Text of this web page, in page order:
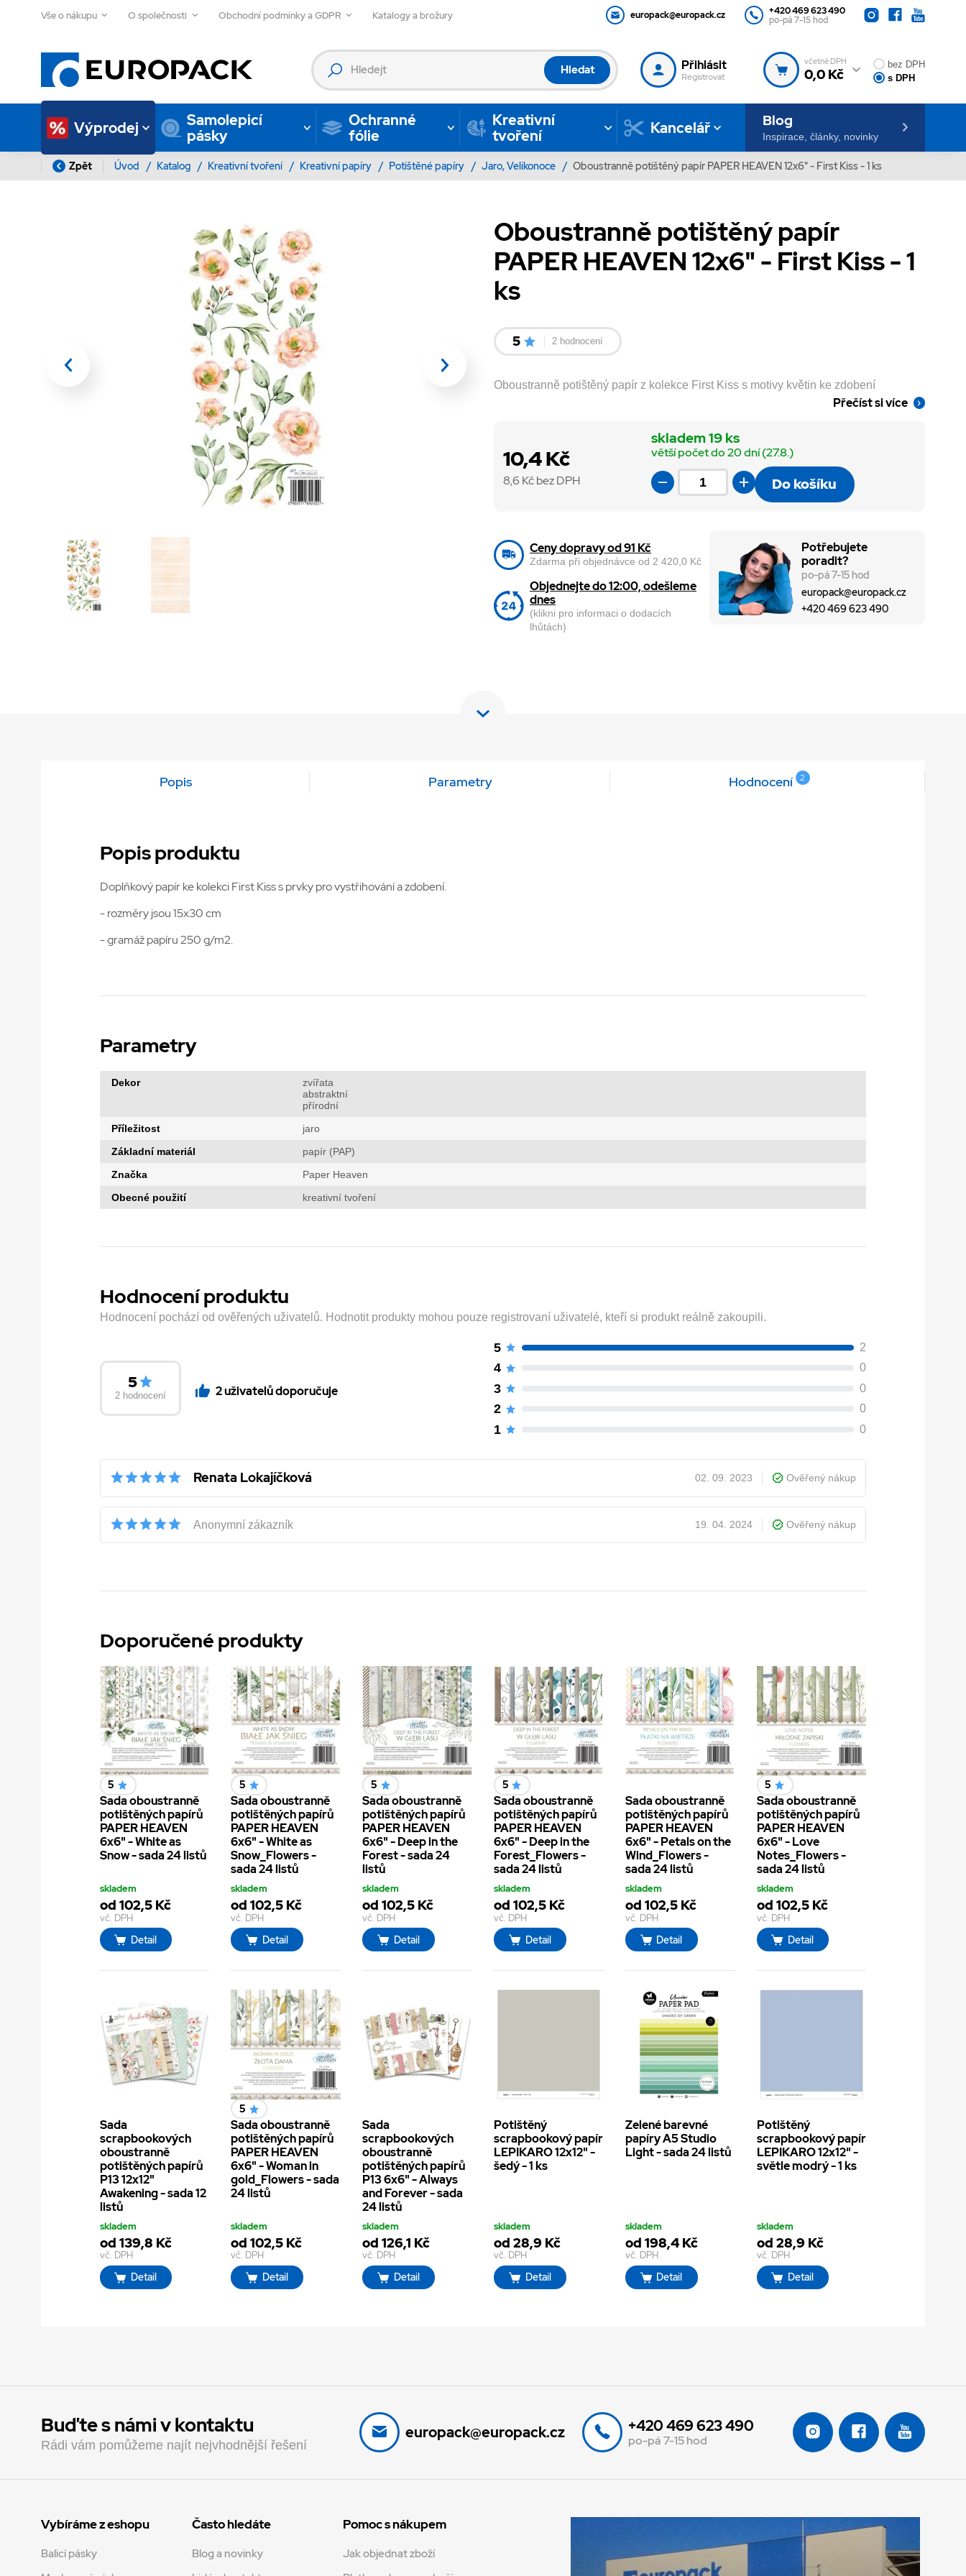
Vše o nákupu O společnosti Obchodní podmínky a GDPR Katalogy a brožury europack@europack.cz
+420 469 623 490
po-pá 7-15 hod
Hledat Přihlásit
Registrovat
včetně DPH
0,0 Kč
bez DPH
s DPH
Výprodej
Samolepicí
pásky
Ochranné
fólie
Kreativní
tvoření
Kancelář Blog
Inspirace, články, novinky
Zpět Úvod / Katalog / Kreativní tvoření / Kreativní papíry / Potištěné papíry / Jaro, Velikonoce / Oboustranně potištěný papír PAPER HEAVEN 12x6" - First Kiss - 1 ks
Oboustranně potištěný papír
PAPER HEAVEN 12x6" - First Kiss - 1
ks
5 2 hodnocení
Oboustranně potištěný papír z kolekce First Kiss s motivy květin ke zdobení
Přečíst si více
10,4 Kč
8,6 Kč bez DPH
skladem 19 ks
větší počet do 20 dní (27.8.)
Do košíku
Ceny dopravy od 91 Kč
Zdarma při objednávce od 2 420,0 Kč
Objednejte do 12:00, odešleme
dnes
(klikni pro informaci o dodacích
lhůtách)
Potřebujete
poradit?
po-pá 7-15 hod
europack@europack.cz
+420 469 623 490
Popis Parametry Hodnocení 2
Popis produktu
Doplňkový papír ke kolekci First Kiss s prvky pro vystřihování a zdobení.
- rozměry jsou 15x30 cm
- gramáž papíru 250 g/m2.
Parametry
Dekor
zvířata
abstraktní
přírodní
Příležitost
jaro
Základní materiál
papír (PAP)
Značka
Paper Heaven
Obecné použití
kreativní tvoření
Hodnocení produktu
Hodnocení pochází od ověřených uživatelů. Hodnotit produkty mohou pouze registrovaní uživatelé, kteří si produkt reálně zakoupili.
5
2 hodnocení 2 uživatelů doporučuje
5 2
4 0
3 0
2 0
1 0
Renata Lokajíčková 02. 09. 2023 Ověřený nákup
Anonymní zákazník 19. 04. 2024 Ověřený nákup
Doporučené produkty
5
Sada oboustranně
potištěných papírů
PAPER HEAVEN
6x6" - White as
Snow - sada 24 listů
skladem
od 102,5 Kč
vč. DPH
Detail
5
Sada oboustranně
potištěných papírů
PAPER HEAVEN
6x6" - White as
Snow_Flowers -
sada 24 listů
skladem
od 102,5 Kč
vč. DPH
Detail
5
Sada oboustranně
potištěných papírů
PAPER HEAVEN
6x6" - Deep in the
Forest - sada 24
listů
skladem
od 102,5 Kč
vč. DPH
Detail
5
Sada oboustranně
potištěných papírů
PAPER HEAVEN
6x6" - Deep in the
Forest_Flowers -
sada 24 listů
skladem
od 102,5 Kč
vč. DPH
Detail
Sada oboustranně
potištěných papírů
PAPER HEAVEN
6x6" - Petals on the
Wind_Flowers -
sada 24 listů
skladem
od 102,5 Kč
vč. DPH
Detail
5
Sada oboustranně
potištěných papírů
PAPER HEAVEN
6x6" - Love
Notes_Flowers -
sada 24 listů
skladem
od 102,5 Kč
vč. DPH
Detail
Sada
scrapbookových
oboustranně
potištěných papírů
P13 12x12"
Awakening - sada 12
listů
skladem
od 139,8 Kč
vč. DPH
Detail
5
Sada oboustranně
potištěných papírů
PAPER HEAVEN
6x6" - Woman in
gold_Flowers - sada
24 listů
skladem
od 102,5 Kč
vč. DPH
Detail
Sada
scrapbookových
oboustranně
potištěných papírů
P13 6x6" - Always
and Forever - sada
24 listů
skladem
od 126,1 Kč
vč. DPH
Detail
Potištěný
scrapbookový papír
LEPIKARO 12x12" -
šedý - 1 ks
skladem
od 28,9 Kč
vč. DPH
Detail
Zelené barevné
papíry A5 Studio
Light - sada 24 listů
skladem
od 198,4 Kč
vč. DPH
Detail
Potištěný
scrapbookový papír
LEPIKARO 12x12" -
světle modrý - 1 ks
skladem
od 28,9 Kč
vč. DPH
Detail
Buďte s námi v kontaktu
Rádi vám pomůžeme najít nejvhodnější řešení
europack@europack.cz +420 469 623 490
po-pá 7-15 hod
Vybíráme z eshopu
Balicí pásky
Často hledáte
Blog a novinky
Pomoc s nákupem
Jak objednat zboží